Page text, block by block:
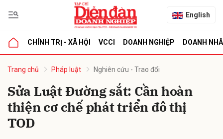
English
CHÍNH TRỊ - XÃ HỘI VCCI DOANH NGHIỆP DOANH
Trang chủ Pháp luật Nghiên cứu - Trao đổi
Sửa Luật Đường sắt: Cần hoàn
thiện cơ chế phát triển đô thị
TOD
luận